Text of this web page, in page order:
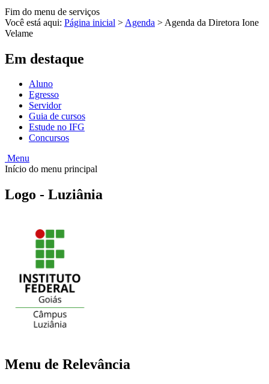
Fim do menu de serviços
Você está aqui: Página inicial > Agenda > Agenda da Diretora Ione
Velame
Em destaque
Aluno
Egresso
Servidor
Guia de cursos
Estude no IFG
Concursos
Menu
Início do menu principal
Logo - Luziânia
Menu de Relevância